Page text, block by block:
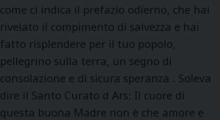
come ci indica il prefazio odierno, che hai
rivelato il compimento di salvezza e hai
fatto risplendere per il tuo popolo,
pellegrino sulla terra, un segno di
consolazione e di sicura speranza . Soleva
dire il Santo Curato d Ars: Il cuore di
questa buona Madre non è che amore e